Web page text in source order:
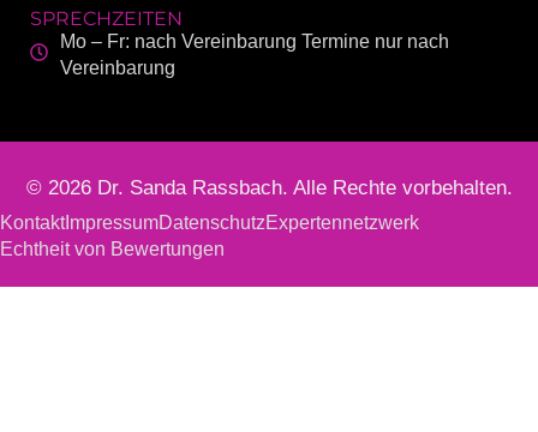
SPRECHZEITEN
Mo – Fr: nach Vereinbarung Termine nur nach
Vereinbarung
© 2026 Dr. Sanda Rassbach. Alle Rechte vorbehalten.
KontaktImpressumDatenschutzExpertennetzwerk
Echtheit von Bewertungen